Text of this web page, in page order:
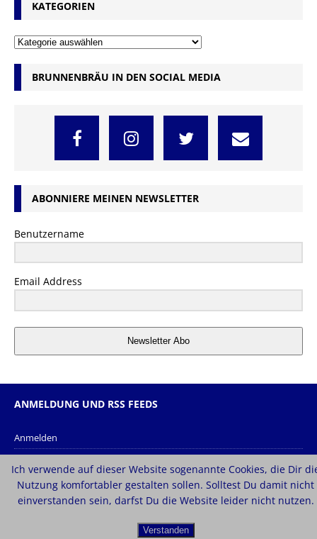
KATEGORIEN
BRUNNENBRÄU IN DEN SOCIAL MEDIA
ABONNIERE MEINEN NEWSLETTER
Benutzername
Email Address
Newsletter Abo
ANMELDUNG UND RSS FEEDS
Anmelden
Kommentar-Feed
WordPress.org
Ich verwende auf dieser Website sogenannte Cookies, die Dir
Nutzung komfortabler gestalten sollen. Solltest Du damit nicht
einverstanden sein, darfst Du die Website leider nicht nutzen.
Verstanden